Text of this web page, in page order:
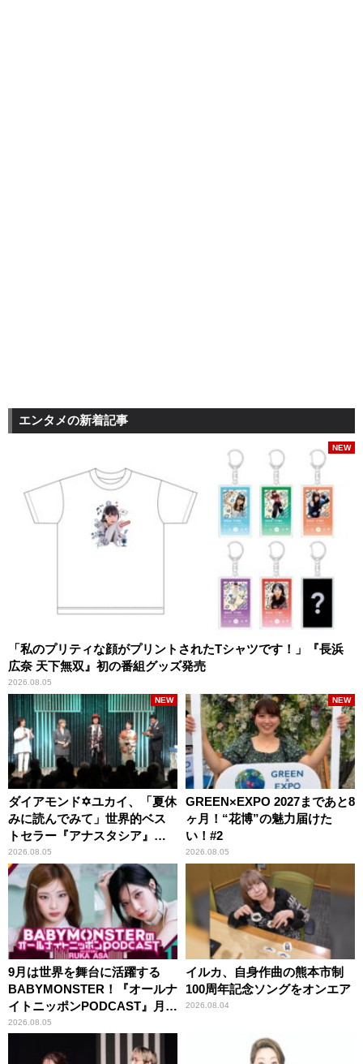
エンタメの新着記事
「私のプリティな顔がプリントされたTシャツです！」『長浜
広奈 天下無双』初の番組グッズ発売
2026.08.05
NEW
ダイアモンド✡ユカイ、「夏休
みに読んでみて」世界的ベス
トセラー『アナスタシア』を
紹介
2026.08.05
NEW
GREEN×EXPO 2027まであと8
ヶ月！“花博”の魅力届けた
い！#2
2026.08.05
NEW
9月は世界を舞台に活躍する
BABYMONSTER！『オールナ
イトニッポンPODCAST』月替
わりパーソナリティ
2026.08.05
イルカ、自身作曲の熊本市制
100周年記念ソングをオンエア
2026.08.04